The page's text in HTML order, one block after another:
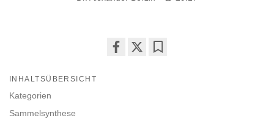
INHALTSÜBERSICHT
Kategorien
Sammelsynthese